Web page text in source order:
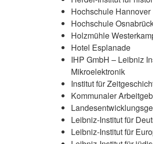
Hochschule Hannover
Hochschule
Holzmühle
Hotel Esplanade
IHP GmbH – Leibniz
Mikroelektronik
Institut für
Kommunaler
Leibniz-Institut für
Leibniz-Institut für